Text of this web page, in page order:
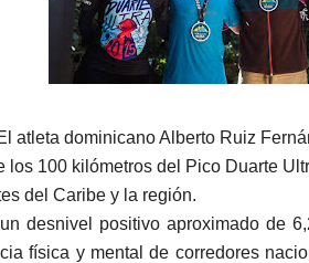
atleta dominicano Alberto Ruiz
los 100 kilómetros del Pico Duarte
del Caribe y la región.
desnivel positivo aproximado de
física y mental de corredores